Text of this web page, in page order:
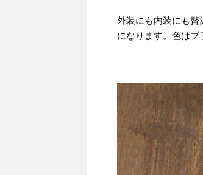
外装にも内装にも贅
になります。色はブ